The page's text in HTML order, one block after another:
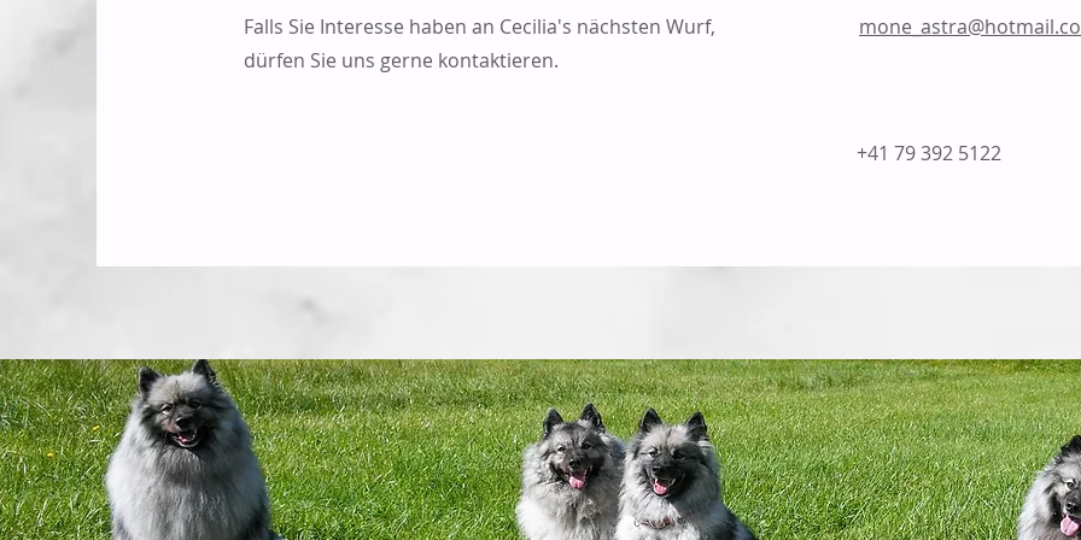
Falls Sie Interesse haben an Cecilia's nächsten Wurf,
dürfen Sie uns gerne kontaktieren.
+41 79 392 5122